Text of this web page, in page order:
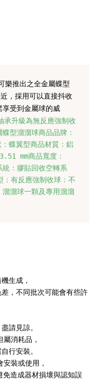
樂推出之全金屬蝶型
，採用可以直接抖收
受到金屬球的威
承升級為無反應強制收
型溜溜球商品品牌：
蝶翼型商品材質：鋁
mm商品寬度：
：膠貼回收空轉系
有反應強制收球：不
溜球一顆及專用溜溜
生成，
，不同批次可能會有些許
請見諒。
消耗品，
行安裝。
裝或使用，
造成器材損壞與認知誤